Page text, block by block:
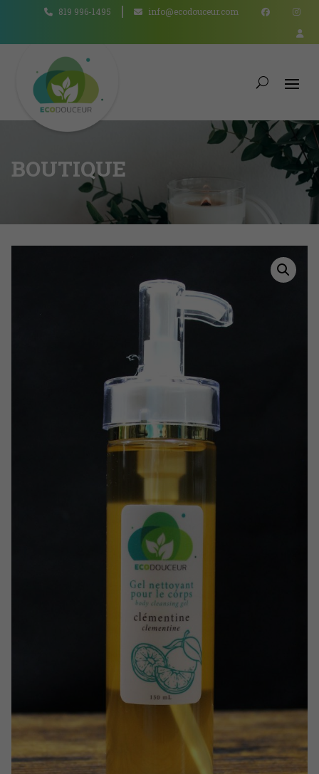
819 996-1495 info@ecodouceur.com
BOUTIQUE